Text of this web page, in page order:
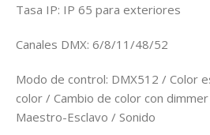
Tasa IP: IP 65 para exteriores
Canales DMX: 6/8/11/48/52
Modo de control: DMX512 / Color
color / Cambio de color con
Maestro-Esclavo / Sonido